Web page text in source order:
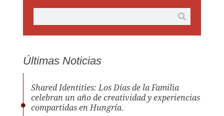
Últimas Noticias
Shared Identities: Los Días de la Familia
celebran un año de creatividad y experiencias
compartidas en Hungría.